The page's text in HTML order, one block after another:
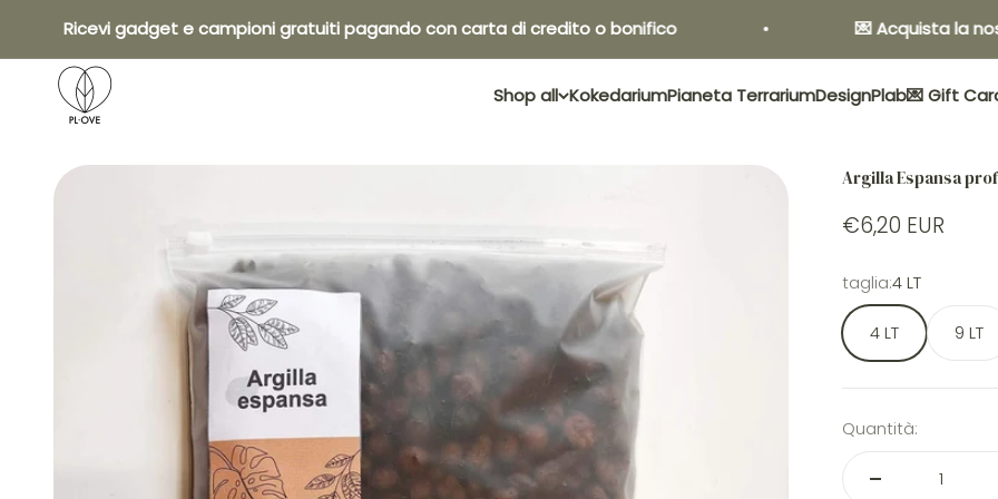
Ricevi gadget e campioni gratuiti pagando con carta di credito o bonifico 💌 Acquista la nostra
Shop all KokedariumPianeta TerrariumDesignPlab💌 Gift
Pl•ove
Argilla Espansa
€6,20 EUR
taglia:4 LT
4 LT 9 LT
Quantità: